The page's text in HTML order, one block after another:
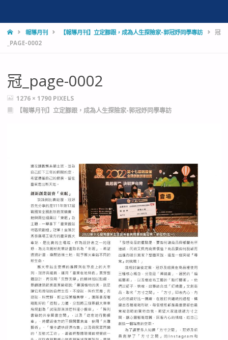
HOME報導月刊 【報導月刊】立定腳跟，成為人生探險家-郭冠妤同學專訪
冠
_PAGE-0002
冠_page-0002
FULL
SIZE
1276 × 1790 PIXELS
【報導月刊】立定腳跟，成為人生探險家-郭冠妤同學專訪